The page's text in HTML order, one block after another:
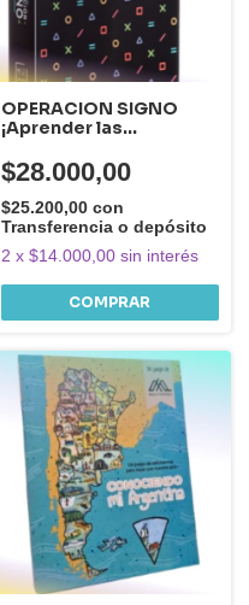
OPERACION SIGNO
¡Aprender las
matemáticas jugando!
$28.000,00
$25.200,00 con
Transferencia o depósito
2 x $14.000,00 sin interés